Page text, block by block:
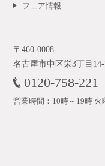
フェア情報
〒460-0008
名古屋市中区栄3丁目
0120-758-221
営業時間：10時～19時 火